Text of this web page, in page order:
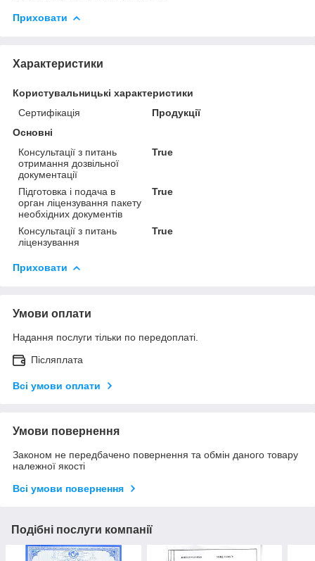
Приховати
Характеристики
Користувальницькі характеристики
Сертифікація
Продукції
Основні
Консультації з питань
отримання дозвільної
документації
True
Підготовка і подача в
орган ліцензування пакету
необхідних документів
True
Консультації з питань
ліцензування
True
Приховати
Умови оплати
Надання послуги тільки по передоплаті.
Післяплата
Всі умови оплати
Умови повернення
Законом не передбачено повернення та обмін даного товару
належної якості
Всі умови повернення
Подібні послуги компанії